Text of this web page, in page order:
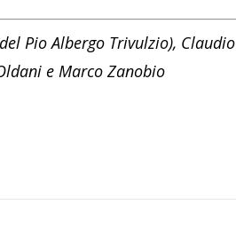
Pio Albergo Trivulzio), Claudio
e Marco Zanobio